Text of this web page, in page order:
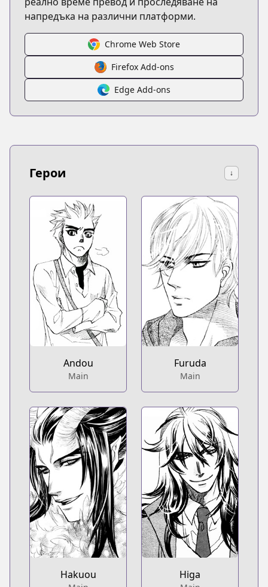
напредъка на различни платформи.
Chrome Web Store
Firefox Add-ons
Edge Add-ons
Герои ↓
Andou
Main
Furuda
Main
Hakuou Higa